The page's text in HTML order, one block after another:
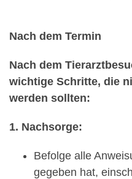
Nach dem Termin
Nach dem
wichtige Schritte, die
werden sollten:
1. Nachsorge:
Befolge alle
gegeben hat,